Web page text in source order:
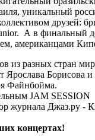
уникальный
друзей:
А в финальный
американцами
из разных стран
Ярослава Борисова
Файнбойма.
JAM SESSION
журнала Джаз.ру -
концертах!